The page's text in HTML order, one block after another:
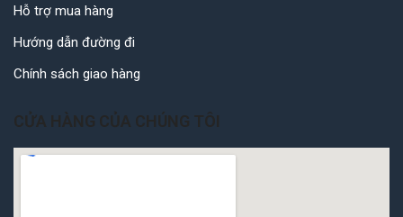
Hỗ trợ mua hàng
Hướng dẫn đường đi
Chính sách giao hàng
CỬA HÀNG CỦA CHÚNG TÔI